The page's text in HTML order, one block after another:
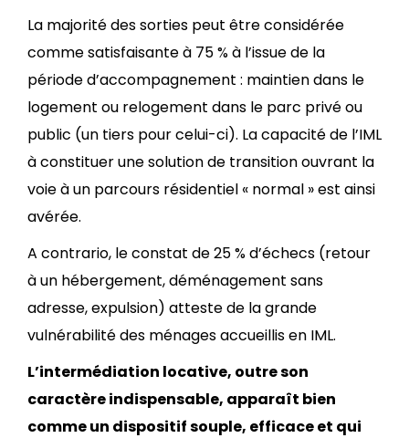
La majorité des sorties peut être considérée
comme satisfaisante à 75 % à l’issue de la
période d’accompagnement : maintien dans le
logement ou relogement dans le parc privé ou
public (un tiers pour celui-ci). La capacité de l’IML
à constituer une solution de transition ouvrant la
voie à un parcours résidentiel « normal » est ainsi
avérée.
A contrario, le constat de 25 % d’échecs (retour
à un hébergement, déménagement sans
adresse, expulsion) atteste de la grande
vulnérabilité des ménages accueillis en IML.
L’intermédiation locative, outre son
caractère indispensable, apparaît bien
comme un dispositif souple, efficace et qui